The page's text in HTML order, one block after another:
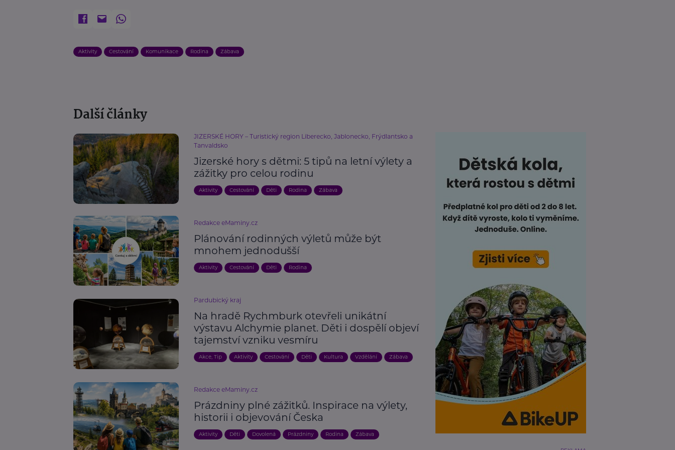
Aktivity Cestování Komunikace Rodina Zábava
Další články
JIZERSKÉ HORY – Turistický region Liberecko, Jablonecko, Frýdlantsko a
Tanvaldsko
Jizerské hory s dětmi: 5 tipů na letní výlety a
zážitky pro celou rodinu
Aktivity Cestování Děti Rodina Zábava
Redakce eMaminy.cz
Plánování rodinných výletů může být
mnohem jednodušší
Aktivity Cestování Děti Rodina
Pardubický kraj
Na hradě Rychmburk otevřeli unikátní
výstavu Alchymie planet. Děti i dospělí objeví
tajemství vzniku vesmíru
Akce, Tip Aktivity Cestování Děti Kultura Vzdělání Zábava
Redakce eMaminy.cz
Prázdniny plné zážitků. Inspirace na výlety,
historii i objevování Česka
Aktivity Děti Dovolená Prázdniny Rodina Zábava